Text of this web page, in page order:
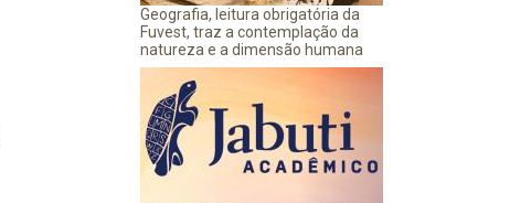
Geografia, leitura obrigatória da
Fuvest, traz a contemplação da
natureza e a dimensão humana